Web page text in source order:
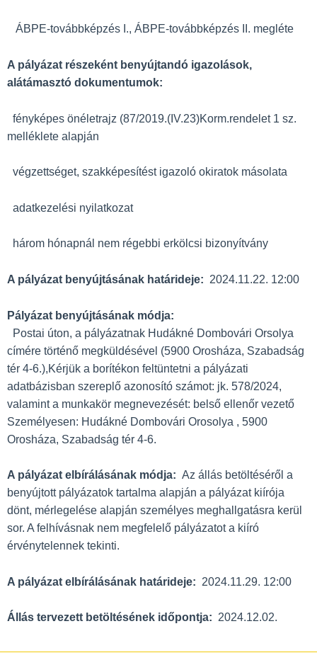
ÁBPE-továbbképzés I., ÁBPE-továbbképzés II. megléte
A pályázat részeként benyújtandó igazolások,
alátámasztó dokumentumok:
fényképes önéletrajz (87/2019.(IV.23)Korm.rendelet 1 sz.
melléklete alapján
végzettséget, szakképesítést igazoló okiratok másolata
adatkezelési nyilatkozat
három hónapnál nem régebbi erkölcsi bizonyítvány
A pályázat benyújtásának határideje: 2024.11.22. 12:00
Pályázat benyújtásának módja:
Postai úton, a pályázatnak Hudákné Dombovári Orsolya
címére történő megküldésével (5900 Orosháza, Szabadság
tér 4-6.),Kérjük a borítékon feltüntetni a pályázati
adatbázisban szereplő azonosító számot: jk. 578/2024,
valamint a munkakör megnevezését: belső ellenőr vezető
Személyesen: Hudákné Dombovári Orosolya , 5900
Orosháza, Szabadság tér 4-6.
A pályázat elbírálásának módja: Az állás betöltéséről a
benyújtott pályázatok tartalma alapján a pályázat kiírója
dönt, mérlegelése alapján személyes meghallgatásra kerül
sor. A felhívásnak nem megfelelő pályázatot a kiíró
érvénytelennek tekinti.
A pályázat elbírálásának határideje: 2024.11.29. 12:00
Állás tervezett betöltésének időpontja: 2024.12.02.